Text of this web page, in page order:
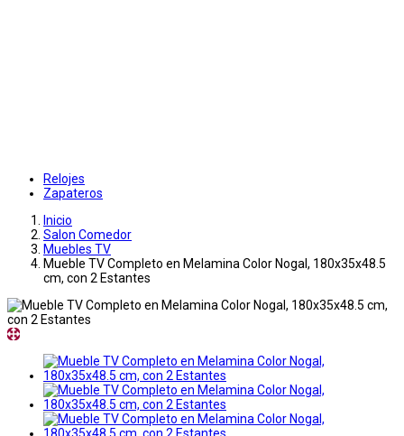
Relojes
Zapateros
Inicio
Salon Comedor
Muebles TV
Mueble TV Completo en Melamina Color Nogal, 180x35x48.5
cm, con 2 Estantes